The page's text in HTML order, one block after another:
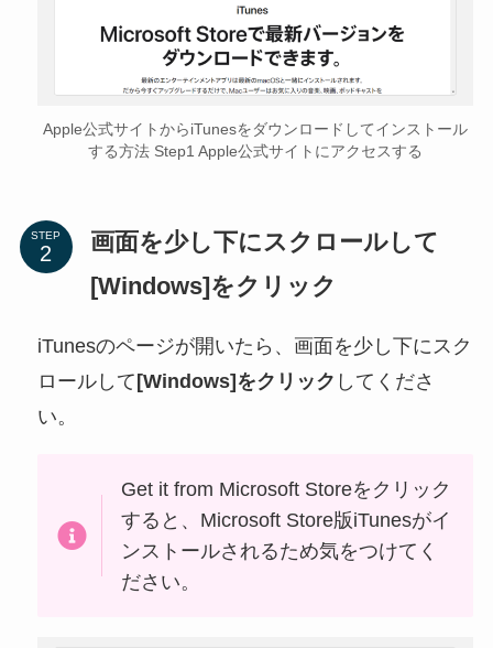
Apple公式サイトからiTunesをダウンロードしてインストール
する方法 Step1 Apple公式サイトにアクセスする
STEP
画面を少し下にスクロールして
[Windows]をクリック
iTunesのページが開いたら、画面を少し下にスク
ロールして [Windows]をクリック してくださ
い。
Get it from Microsoft Storeをクリック
すると、Microsoft Store版iTunesがイ
ンストールされるため気をつけてく
ださい。